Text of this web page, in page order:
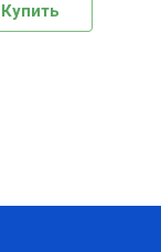
Купить